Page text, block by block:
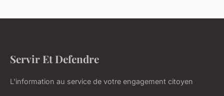
Servir Et Defendre
L'information au service de votre engagement citoyen